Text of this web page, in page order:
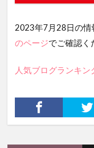
2023年7月28日の
のページでご確認く
人気ブログランキン